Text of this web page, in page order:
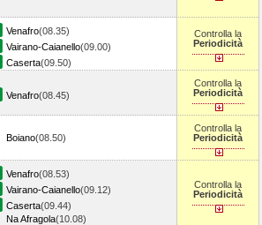
Venafro(08.35)
Vairano-Caianello(09.00)
Caserta(09.50)
Controlla la
Periodicità
Venafro(08.45)
Controlla la
Periodicità
Boiano(08.50)
Controlla la
Periodicità
Venafro(08.53)
Vairano-Caianello(09.12)
Caserta(09.44)
Na Afragola(10.08)
Controlla la
Periodicità